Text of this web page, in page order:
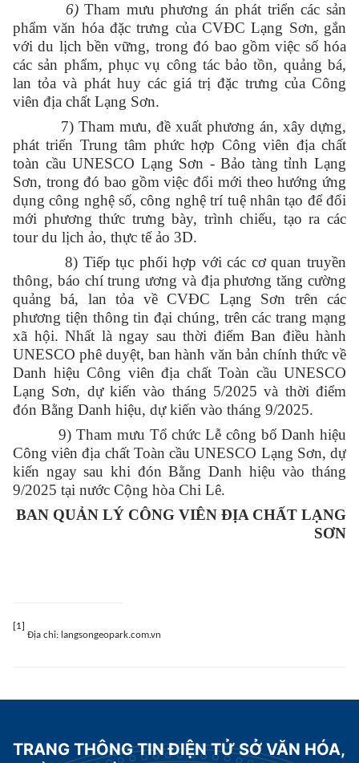
6)Tham mưu phương ánphát triển các sản
phẩm văn hóa đặc trưng của CVĐC Lạng Sơn, gắn
với du lịch bền vững, trong đó bao gồm việc số hóa
các sản phẩm, phục vụ công tác bảo tồn, quảng bá,
lan tỏa và phát huy các giá trị đặc trưng của Công
viên địa chất Lạng Sơn.
7) Tham mưu, đề xuất phương án, xây dựng,
phát triển Trung tâm phức hợp Công viên địa chất
toàn cầu UNESCO Lạng Sơn - Bảo tàng tỉnh Lạng
Sơn, trong đó bao gồm việc đổi mới theo hướng ứng
dụng công nghệ số, công nghệ trí tuệ nhân tạo để đổi
mới phương thức trưng bày, trình chiếu, tạo ra các
tour du lịch ảo, thực tế ảo 3D.
8) Tiếp tục phối hợp với các cơ quan truyền
thông, báo chí trung ương và địa phương tăng cường
quảng bá, lan tỏa về CVĐC Lạng Sơn trên các
phương tiện thông tin đại chúng, trên các trang mạng
xã hội. Nhất là ngay sau thời điểm Ban điều hành
UNESCO phê duyệt, ban hành văn bản chính thức về
Danh hiệu Công viên địa chất Toàn cầu UNESCO
Lạng Sơn, dự kiến vào tháng 5/2025 và thời điểm
đón Bằng Danh hiệu, dự kiến vào tháng 9/2025.
9)Tham mưu Tổ chức Lễ công bố Danh hiệu
Công viên địa chất Toàn cầu UNESCO Lạng Sơn, dự
kiến ngay sau khi đón Bằng Danh hiệu vàotháng
9/2025 tại nước Cộng hòa Chi Lê.
BAN QUẢN LÝ CÔNG VIÊN ĐỊA CHẤT LẠNG
SƠN
[1]
Địa chỉ: langsongeopark.com.vn
TRANG THÔNG TIN ĐIỆN TỬ SỞ VĂN HÓA,